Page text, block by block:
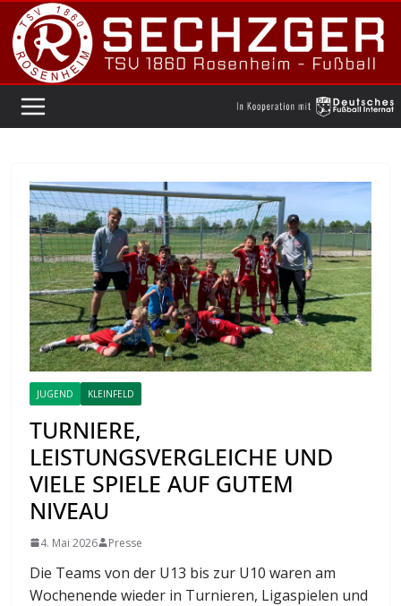
Zum
Inhalt
springen
JUGEND KLEINFELD
TURNIERE,
LEISTUNGSVERGLEICHE UND
VIELE SPIELE AUF GUTEM
NIVEAU
4. Mai 2026 Presse
Die Teams von der U13 bis zur U10 waren am
Wochenende wieder in Turnieren, Ligaspielen und